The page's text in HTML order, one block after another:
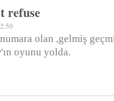
refuse
olan ,gelmiş
'ın oyunu yolda.